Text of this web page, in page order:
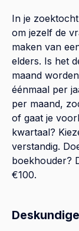
In je
om jezelf de
maken van
elders. Is het
maand
éénmaal per
per maand,
of gaat je
kwartaal?
verstandig.
boekhouder?
€100.